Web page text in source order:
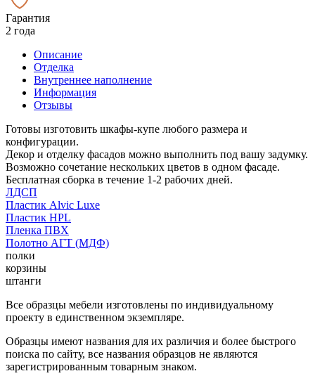
Гарантия
2 года
Описание
Отделка
Внутреннее наполнение
Информация
Отзывы
Готовы изготовить шкафы-купе любого размера и
конфигурации.
Декор и отделку фасадов можно выполнить под вашу задумку.
Возможно сочетание нескольких цветов в одном фасаде.
Бесплатная сборка в течение 1-2 рабочих дней.
ЛДСП
Пластик Alvic Luxe
Пластик HPL
Пленка ПВХ
Полотно АГТ (МДФ)
полки
корзины
штанги
Все образцы мебели изготовлены по индивидуальному
проекту в единственном экземпляре.
Образцы имеют названия для их различия и более быстрого
поиска по сайту, все названия образцов не являются
зарегистрированным товарным знаком.